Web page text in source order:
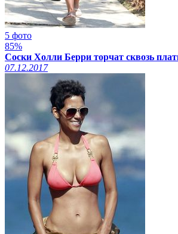
5 фото
85%
Соски Холли Берри торчат сквозь
07.12.2017